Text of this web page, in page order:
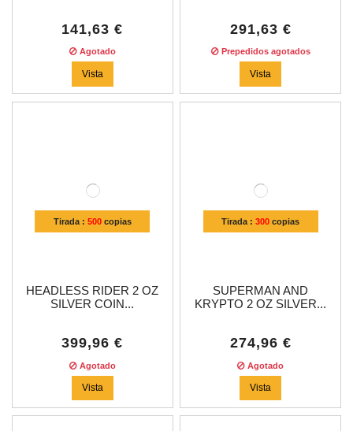
141,63 €
Agotado
Vista
291,63 €
Prepedidos agotados
Vista
Tirada : 500copias
HEADLESS RIDER 2 OZ
SILVER COIN...
399,96 €
Agotado
Vista
Tirada :300 copias
SUPERMAN AND
KRYPTO 2 OZ SILVER...
274,96 €
Agotado
Vista